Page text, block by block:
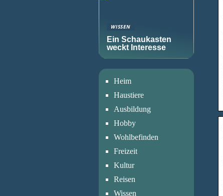
WISSEN
Ein Schaukasten
weckt Interesse
Heim
Haustiere
Ausbildung
Hobby
Wohlbefinden
Freizeit
Kultur
Reisen
Wissen